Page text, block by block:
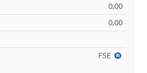
0,00
0,00
FSE